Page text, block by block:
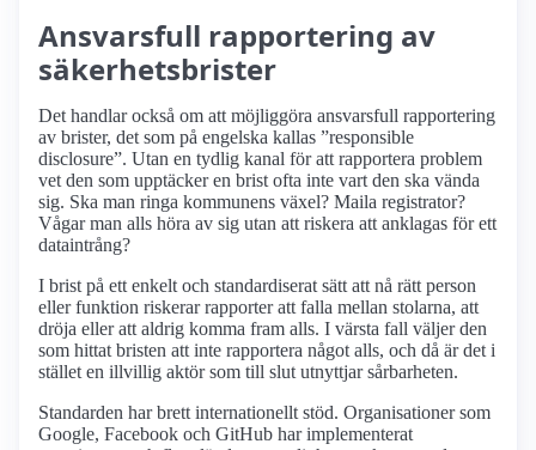
Ansvarsfull rapportering av
säkerhetsbrister
Det handlar också om att möjliggöra ansvarsfull rapportering
av brister, det som på engelska kallas
responsible
disclosure . Utan en tydlig kanal för att rapportera problem
vet den som upptäcker en brist ofta inte vart den ska vända
sig. Ska man ringa kommunens växel? Maila registrator?
Vågar man alls höra av sig utan att riskera att anklagas för ett
dataintrång?
I brist på ett enkelt och standardiserat sätt att nå rätt person
eller funktion riskerar rapporter att falla mellan stolarna, att
dröja eller att aldrig komma fram alls. I värsta fall väljer den
som hittat bristen att inte rapportera något alls, och då är det i
stället en illvillig aktör som till slut utnyttjar sårbarheten.
Standarden har brett internationellt stöd. Organisationer som
Google, Facebook och GitHub har implementerat